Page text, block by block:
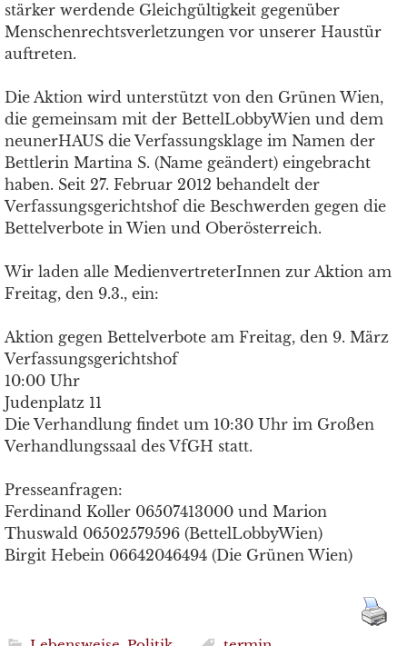
stärker werdende Gleichgültigkeit gegenüber
Menschenrechtsverletzungen vor unserer Haustür
auftreten.
Die Aktion wird unterstützt von den Grünen Wien,
die gemeinsam mit der BettelLobbyWien und dem
neunerHAUS die Verfassungsklage im Namen der
Bettlerin Martina S. (Name geändert) eingebracht
haben. Seit 27. Februar 2012 behandelt der
Verfassungsgerichtshof die Beschwerden gegen die
Bettelverbote in Wien und Oberösterreich.
Wir laden alle MedienvertreterInnen zur Aktion am
Freitag, den 9.3., ein:
Aktion gegen Bettelverbote am Freitag, den 9. März
Verfassungsgerichtshof
10:00 Uhr
Judenplatz 11
Die Verhandlung findet um 10:30 Uhr im Großen
Verhandlungssaal des VfGH statt.
Presseanfragen:
Ferdinand Koller 06507413000 und Marion
Thuswald 06502579596 (BettelLobbyWien)
Birgit Hebein 06642046494 (Die Grünen Wien)